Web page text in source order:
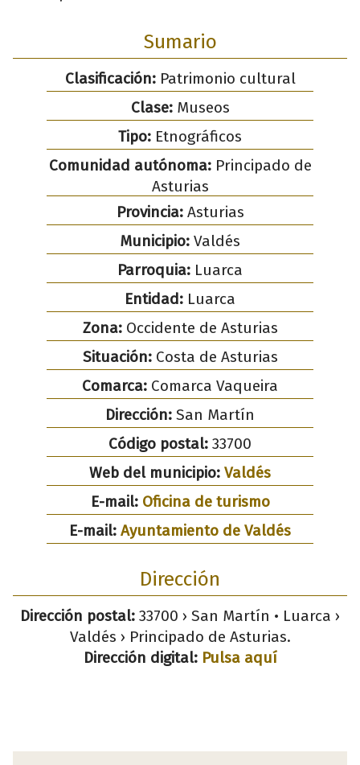
Sumario
Clasificación:Patrimonio cultural
Clase:Museos
Tipo: Etnográficos
Comunidad autónoma:Principado de
Asturias
Provincia:Asturias
Municipio: Valdés
Parroquia: Luarca
Entidad: Luarca
Zona:Occidente de Asturias
Situación:Costa de Asturias
Comarca: Comarca Vaqueira
Dirección: San Martín
Código postal: 33700
Web del municipio: Valdés
E-mail: Oficina de turismo
E-mail: Ayuntamiento de Valdés
Dirección
Dirección postal: 33700 › San Martín • Luarca ›
Valdés › Principado de Asturias.
Dirección digital: Pulsa aquí